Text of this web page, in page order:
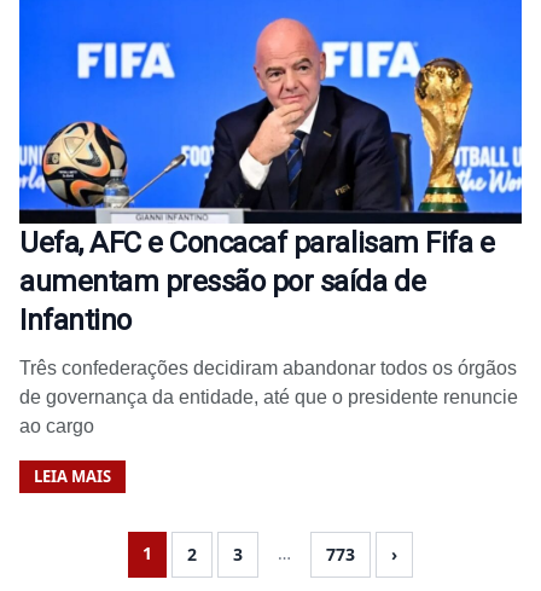
Uefa, AFC e Concacaf paralisam Fifa e
aumentam pressão por saída de
Infantino
Três confederações decidiram abandonar todos os órgãos
de governança da entidade, até que o presidente renuncie
ao cargo
LEIA MAIS
1 2 3 … 773 ›